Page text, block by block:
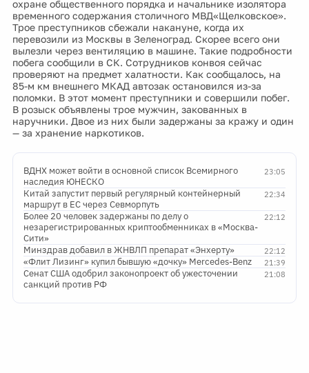
охране общественного порядка и начальнике изолятора
временного содержания столичного МВД«Щелковское».
Трое преступников сбежали накануне, когда их
перевозили из Москвы в Зеленоград. Скорее всего они
вылезли через вентиляцию в машине. Такие подробности
побега сообщили в СК. Сотрудников конвоя сейчас
проверяют на предмет халатности. Как сообщалось, на
85-м км внешнего МКАД автозак остановился из-за
поломки. В этот момент преступники и совершили побег.
В розыск объявлены трое мужчин, закованных в
наручники. Двое из них были задержаны за кражу и один
— за хранение наркотиков.
23:05
ВДНХ может войти в основной список Всемирного
наследия ЮНЕСКО
22:34
Китай запустит первый регулярный контейнерный
маршрут в ЕС через Севморпуть
22:12
Более 20 человек задержаны по делу о
незарегистрированных криптообменниках в «Москва-
Сити»
22:12
Минздрав добавил в ЖНВЛП препарат «Энхерту»
21:39
«Флит Лизинг» купил бывшую «дочку» Mercedes-Benz
21:08
Сенат США одобрил законопроект об ужесточении
санкций против РФ